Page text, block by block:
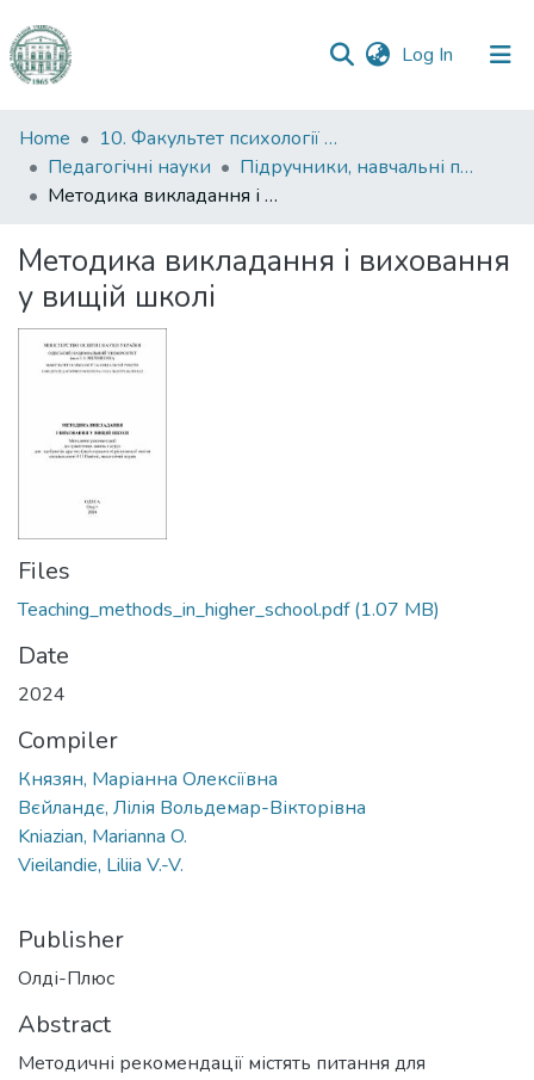
Log In (current)
Communities
&
Collections
Statistics
Home
10. Факультет психології та соціальної роботи
Педагогічні науки
Підручники, навчальні посібники та інші науково- та навчально-методичні праці ФПСР (Педагогічні науки)
Методика викладання і виховання у вищій школі
Методика викладання і виховання
у вищій школі
Files
Teaching_methods_in_higher_school.pdf(1.07 MB)
Date
2024
Compiler
Князян, Маріанна Олексіївна
Вєйландє, Лілія Вольдемар-Вікторівна
Kniazian, Marianna O.
Vieilandie, Liliia V.-V.
Publisher
Олді-Плюс
Abstract
Методичні рекомендації містять питання для